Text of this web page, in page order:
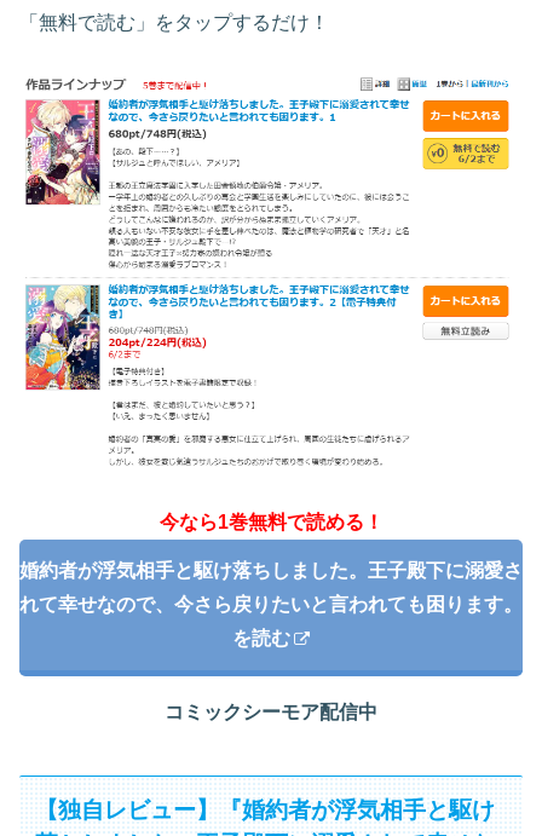
「無料で読む」をタップするだけ！
今なら1巻無料で読める！
婚約者が浮気相手と駆け落ちしました。王子殿下に溺愛さ
れて幸せなので、今さら戻りたいと言われても困ります。
を読む
コミックシーモア配信中
【独自レビュー】『婚約者が浮気相手と駆け